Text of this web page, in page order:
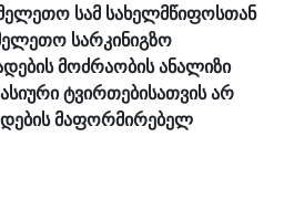
სამ სახელმწიფოსთან
სარკინიგზო
მოძრაობის ანალიზი
ტვირთებისათვის არ
მაფორმირებელ